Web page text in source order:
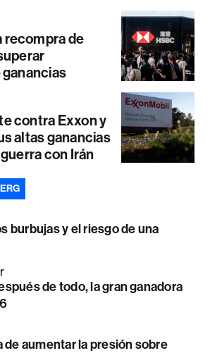
recompra de
contra Exxon y
altas ganancias
con Irán
burbujas y el riesgo de una
de todo, la gran ganadora
aumentar la presión sobre